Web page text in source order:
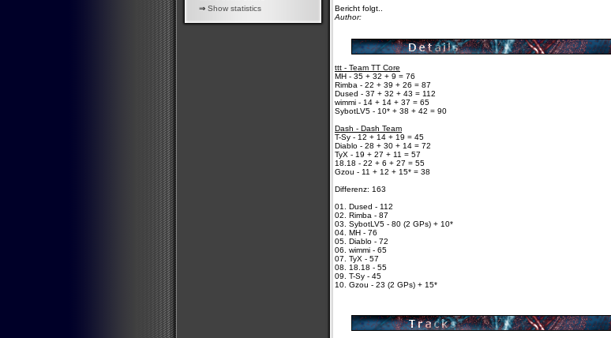
⇒ Show statistics
Bericht folgt..
Author:
ttt - Team TT Core
MH - 35 + 32 + 9 = 76
Rimba - 22 + 39 + 26 = 87
Dused - 37 + 32 + 43 = 112
wimmi - 14 + 14 + 37 = 65
SybotLV5 - 10* + 38 + 42 = 90
Dash - Dash Team
T-Sy - 12 + 14 + 19 = 45
Diablo - 28 + 30 + 14 = 72
TyX - 19 + 27 + 11 = 57
18.18 - 22 + 6 + 27 = 55
Gzou - 11 + 12 + 15* = 38
Differenz: 163
01. Dused - 112
02. Rimba - 87
03. SybotLV5 - 80 (2 GPs) + 10*
04. MH - 76
05. Diablo - 72
06. wimmi - 65
07. TyX - 57
08. 18.18 - 55
09. T-Sy - 45
10. Gzou - 23 (2 GPs) + 15*